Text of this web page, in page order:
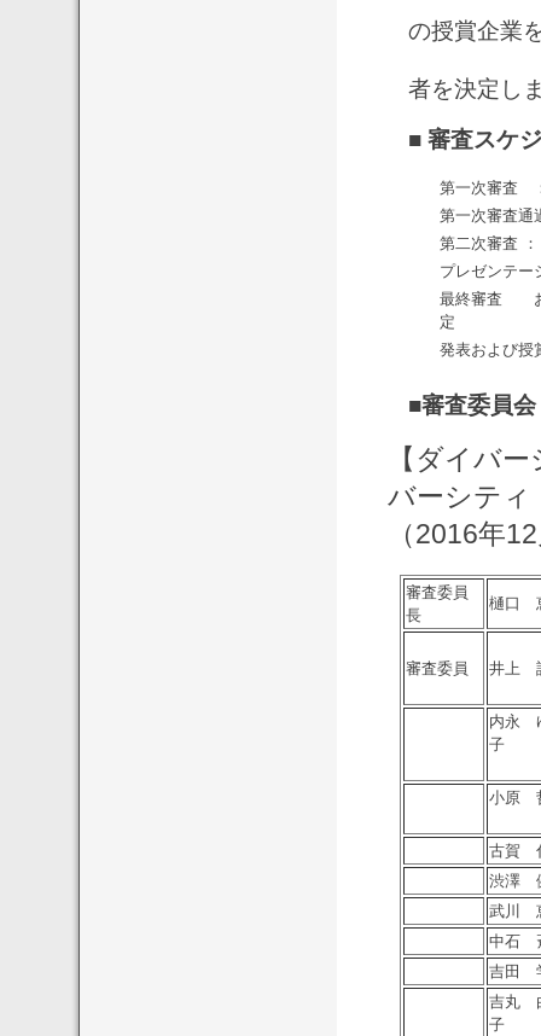
の授賞企業
者を決定し
■審査スケ
第一次審査
第一次審査通
第二次審査
プレゼンテー
最終審査 お
定
発表および授
■審査委員会
【ダイバ
バーシテ
（2016年
審査委員
長
樋口
審査委員 井上
内永
子
小原
古賀
渋澤
武川
中石
吉田
吉丸
子